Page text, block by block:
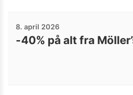
8. april 2026
-40% på alt fra